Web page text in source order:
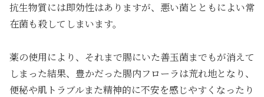
抗生物質には即効性はありますが、悪い菌とともによい常
在菌も殺してしまいます。
薬の使用により、それまで腸にいた善玉菌までもが消えて
しまった結果、豊かだった腸内フローラは荒れ地となり、
便秘や肌トラブルまた精神的に不安を感じやすくなったり